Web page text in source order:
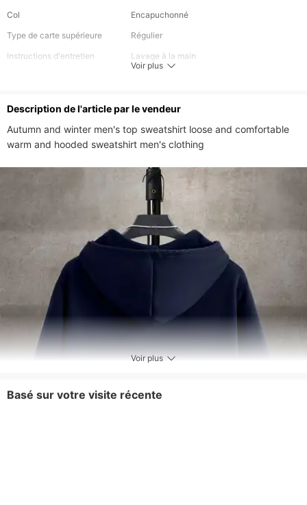
Col
Encapuchonné
Type de carte supérieure
Régulier
Instructions d'entretien
Lavage à la main
Voir plus
Description de l'article par le vendeur
Autumn and winter men's top sweatshirt loose and comfortable
warm and hooded sweatshirt men's clothing
Voir plus
Basé sur votre visite récente